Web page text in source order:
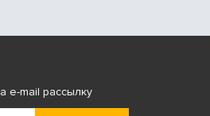
e-mail рассылку